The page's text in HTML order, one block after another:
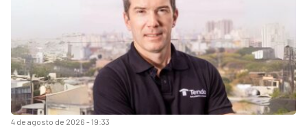
4 de agosto de 2026 - 19:33